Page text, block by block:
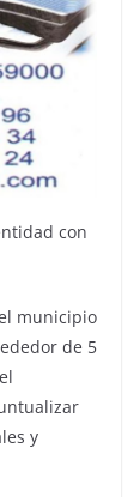
con
municipio
de 5
y